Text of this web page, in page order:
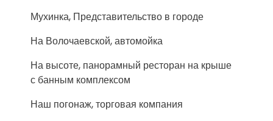
Мухинка, Представительство в городе
На Волочаевской, автомойка
На высоте, панорамный ресторан на крыше
с банным комплексом
Наш погонаж, торговая компания